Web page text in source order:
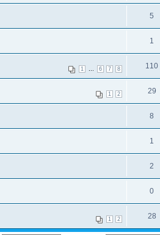
5
1
1 6 7 8 110
1 2 29
8
1
2
0
1 2 28